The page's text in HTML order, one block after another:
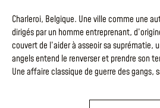
Charleroi, Belgique. Une ville comme une
dirigés par un homme entreprenant,
couvert de l’aider à asseoir sa suprématie,
angels entend le renverser et prendre son
Une affaire classique de guerre des gangs,